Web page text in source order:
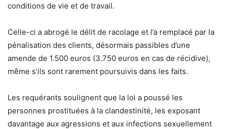
conditions de vie et de travail.
Celle-ci a abrogé le délit de racolage et l’a remplacé par la
pénalisation des clients, désormais passibles d’une
amende de 1.500 euros (3.750 euros en cas de récidive),
même s’ils sont rarement poursuivis dans les faits.
Les requérants soulignent que la loi a poussé les
personnes prostituées à la clandestinité, les exposant
davantage aux agressions et aux infections sexuellement